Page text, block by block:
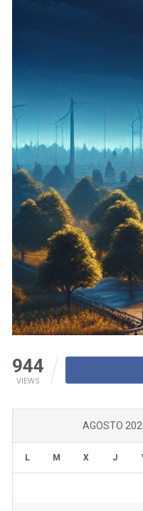
944
VIEWS
AGOSTO
L M X J